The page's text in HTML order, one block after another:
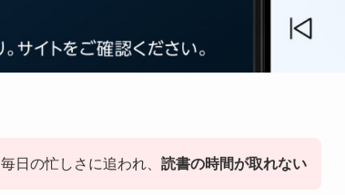
毎日の忙しさに追われ、 読書の時間が取れない